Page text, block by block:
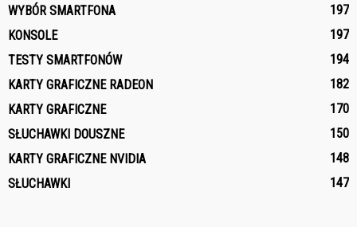
WYBÓR SMARTFONA
197
KONSOLE
197
TESTY SMARTFONÓW
194
KARTY GRAFICZNE RADEON
182
KARTY GRAFICZNE
170
SŁUCHAWKI DOUSZNE
150
KARTY GRAFICZNE NVIDIA
148
SŁUCHAWKI
147